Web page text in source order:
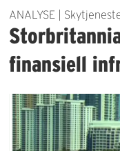
ANALYSE |
finansiell